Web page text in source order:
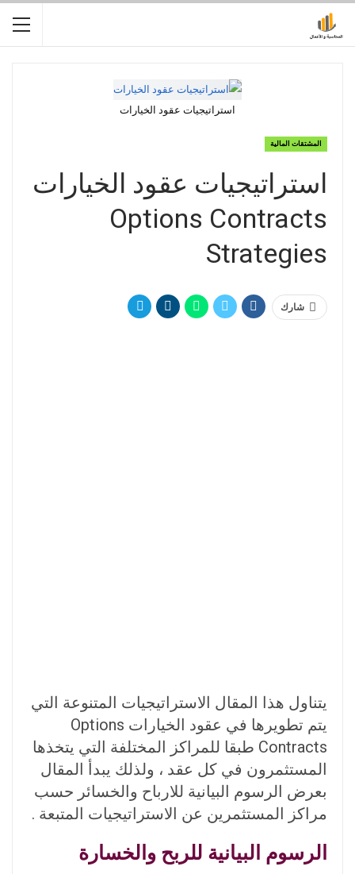
استراتيجيات عقود الخيارات
المشتقات المالية
استراتيجيات عقود الخيارات
Options Contracts
Strategies
شارك
يتناول هذا المقال الاستراتيجيات المتنوعة التي
يتم تطويرها في عقود الخيارات Options
Contracts طبقا للمراكز المختلفة التي يتخذها
المستثمرون في كل عقد ، ولذلك يبدأ المقال
بعرض الرسوم البيانية للارباح والخسائر حسب
مراكز المستثمرين عن الاستراتيجيات المتبعة .
الرسوم البيانية للربح والخسارة